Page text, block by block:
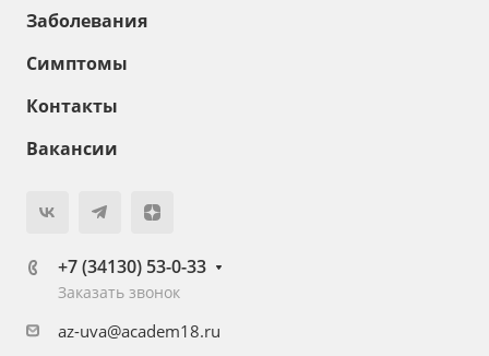
Заболевания
Симптомы
Контакты
Вакансии
+7 (34130) 53-0-33
Заказать звонок
az-uva@academ18.ru